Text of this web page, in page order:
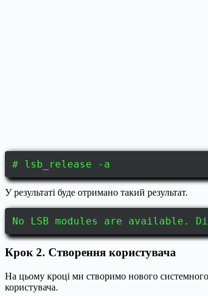
# lsb_release -a
У результаті буде отримано такий результат.
No LSB modules are available.
Крок 2. Створення користувача
На цьому кроці ми створимо нового системного
користувача.